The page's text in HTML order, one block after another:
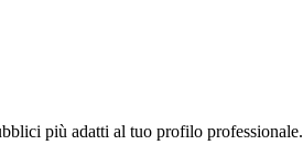
più adatti al tuo profilo professionale.